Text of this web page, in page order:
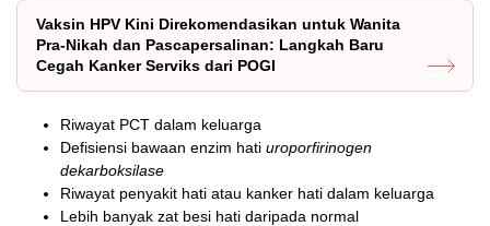
Vaksin HPV Kini Direkomendasikan untuk Wanita
Pra-Nikah dan Pascapersalinan: Langkah Baru
Cegah Kanker Serviks dari POGI
Riwayat PCT dalam keluarga
Defisiensi bawaan enzim hati uroporfirinogen
dekarboksilase
Riwayat penyakit hati atau kanker hati dalam keluarga
Lebih banyak zat besi hati daripada normal